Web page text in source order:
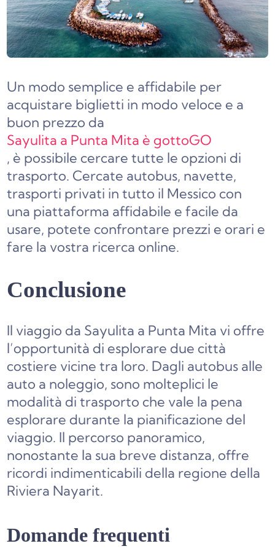
Un modo semplice e affidabile per
acquistare biglietti in modo veloce e a
buon prezzo da
Sayulita a Punta Mita è gottoGO
, è possibile cercare tutte le opzioni di
trasporto. Cercate autobus, navette,
trasporti privati in tutto il Messico con
una piattaforma affidabile e facile da
usare, potete confrontare prezzi e orari e
fare la vostra ricerca online.
Conclusione
Il viaggio da Sayulita a Punta Mita vi offre
l’opportunità di esplorare due città
costiere vicine tra loro. Dagli autobus alle
auto a noleggio, sono molteplici le
modalità di trasporto che vale la pena
esplorare durante la pianificazione del
viaggio. Il percorso panoramico,
nonostante la sua breve distanza, offre
ricordi indimenticabili della regione della
Riviera Nayarit.
Domande frequenti